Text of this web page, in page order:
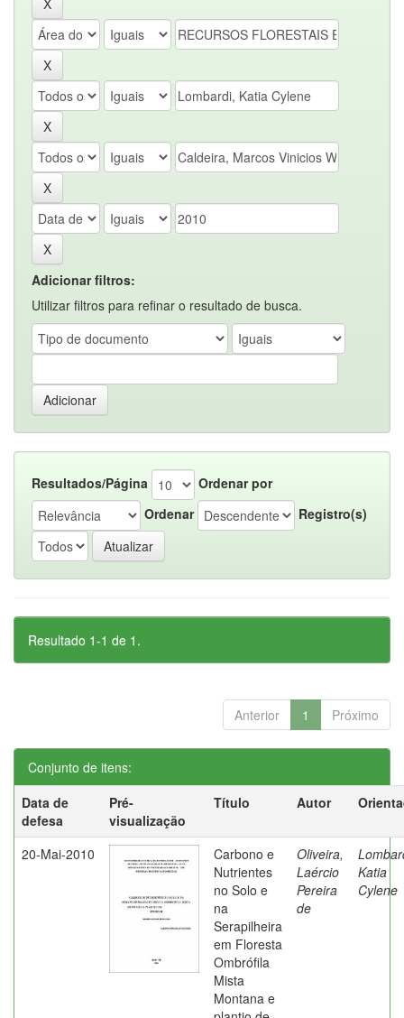
Adicionar filtros:
Utilizar filtros para refinar o resultado de busca.
Resultados/Página
Ordenar por
Ordenar
Registro(s)
Resultado 1-1 de 1.
Anterior 1 Próximo
Conjunto de itens:
Data de
defesa
Pré-
visualização
Título Autor
20-Mai-2010
Carbono e
Nutrientes
no Solo e
na
Serapilheira
em Floresta
Ombrófila
Mista
Montana e
Oliveira,
Laércio
Pereira
de
Katia
Cylene